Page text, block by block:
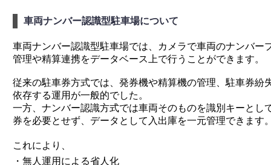
車両ナンバー認識型駐車場について
車両ナンバー認識型駐車場では、カメラで車両のナンバー
管理や精算連携をデータベース上で行うことができます。
従来の駐車券方式では、発券機や精算機の管理、駐車券紛
依存する運用が一般的でした。
一方、ナンバー認識方式では車両そのものを識別キーとし
券を必要とせず、データとして入出庫を一元管理できます
これにより、
・無人運用による省人化